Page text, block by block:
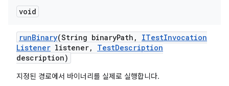
void
runBinary(String binaryPath , ITestInvocation
Listener listener, TestDescription
description)
지정된 경로에서 바이너리를 실제로 실행합니다.